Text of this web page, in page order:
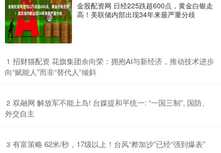
金股配资网 日经225跌超600点，黄金白银走
高！美联储内部出现34年来最严重分歧
1 ​招财猫配资 花旗集团余向荣：拥抱AI与新经济，推动技术进步
向“赋能人”而非“替代人”倾斜
2 ​双融网 解放军不能上岛! 台媒提和平统一: “一国三制”, 国防、
外交自主
3 ​有富策略 62米/秒，17级以上！台风“桦加沙”已经“强到爆表”